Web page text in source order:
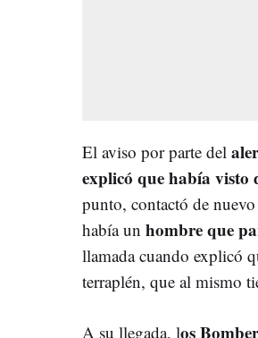
El aviso por parte del
explicó que había visto
punto, contactó de
había un hombre que
llamada cuando explicó
terraplén, que al mismo
A su llegada, los